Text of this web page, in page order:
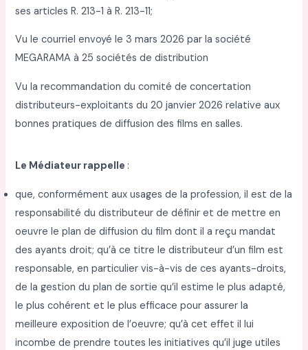
ses articles R. 213-1 à R. 213-11;
Vu le courriel envoyé le 3 mars 2026 par la société
MEGARAMA à 25 sociétés de distribution
Vu la recommandation du comité de concertation
distributeurs-exploitants du 20 janvier 2026 relative aux
bonnes pratiques de diffusion des films en salles.
Le Médiateur rappelle :
que, conformément aux usages de la profession, il est de la
responsabilité du distributeur de définir et de mettre en
oeuvre le plan de diffusion du film dont il a reçu mandat
des ayants droit; qu’à ce titre le distributeur d’un film est
responsable, en particulier vis-à-vis de ces ayants-droits,
de la gestion du plan de sortie qu’il estime le plus adapté,
le plus cohérent et le plus efficace pour assurer la
meilleure exposition de l’oeuvre; qu’à cet effet il lui
incombe de prendre toutes les initiatives qu’il juge utiles